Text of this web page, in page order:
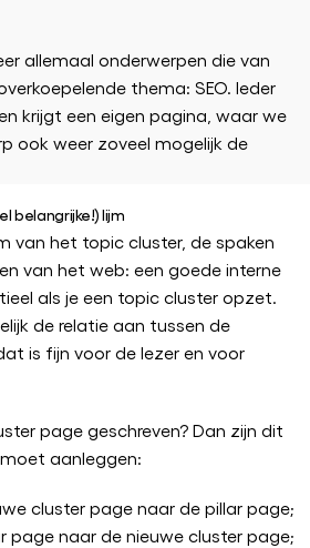
allemaal onderwerpen die van
thema: SEO. Ieder
krijgt een eigen pagina, waar we
ook weer zoveel mogelijk de
belangrijke!) lijm
van het topic cluster, de spaken
van het web: een goede interne
als je een topic cluster opzet.
de relatie aan tussen de
is fijn voor de lezer en voor
page geschreven? Dan zijn dit
aanleggen:
cluster page naar de pillar page;
page naar de nieuwe cluster page;